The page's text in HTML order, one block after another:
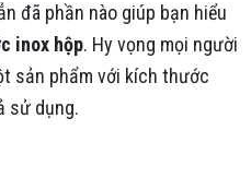
đã phần nào giúp bạn hiểu
inox hộp. Hy vọng mọi người
sản phẩm với kích thước
sử dụng.